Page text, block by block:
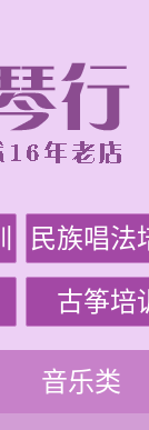
民族唱法
古筝培
音乐类